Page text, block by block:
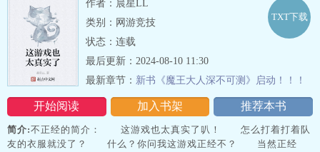
作者：晨星LL
类别：网游竞技
状态：连载
开始阅读 加入书架 推荐本书
TXT下载
最后更新：2024-08-10 11:30
最新章节： 新书《魔王大人深不可测》启动！！！
简介:不正经的简介： 这游戏也太真实了叭！ 怎么打着打着队
友的衣服就没了？ 什么？你问我这游戏正经不？ 当然正经